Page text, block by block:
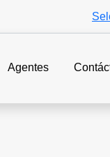
Agentes